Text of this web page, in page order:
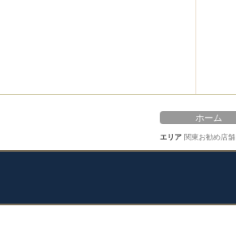
ホーム
エリア 関東お勧め店舗